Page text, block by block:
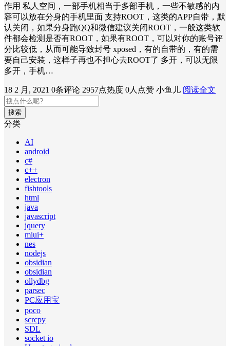
作用 私人空间，一部手机相当于多部手机，一些不敏感的内
容可以放在分身的手机里面 支持ROOT，这类的APP自带，默
认关闭，如果分身跑QQ和微信建议关闭ROOT，一般这类软
件都会检测是否有ROOT，如果有ROOT，可以对你的账号评
分比较低，从而可能导致封号 xposed，有的自带的，有的需
要自己安装，这样子再也不担心去ROOT了 多开，可以无限
多开，手机…
18 2 月, 2021 0条评论 2957点热度 0人点赞 小鱼儿 阅读全文
搜索
分类
AI
android
c#
c++
electron
fishtools
html
java
javascript
jquery
miui+
nes
nodejs
obsidian
obsidian
ollydbg
parsec
PC应用宝
poco
scrcpy
SDL
socket io